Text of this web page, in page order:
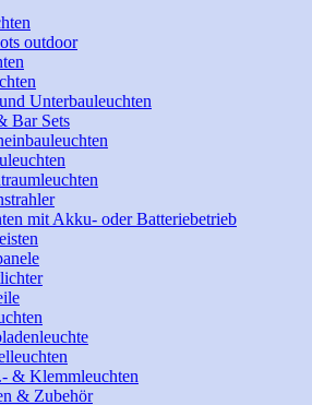
outdoor
Unterbauleuchten
Bar Sets
mit Akku- oder Batteriebetrieb
& Klemmleuchten
& Zubehör